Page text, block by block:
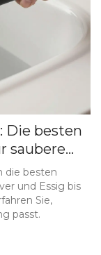
Die besten
saubere
die besten
und Essig bis
Sie,
passt.